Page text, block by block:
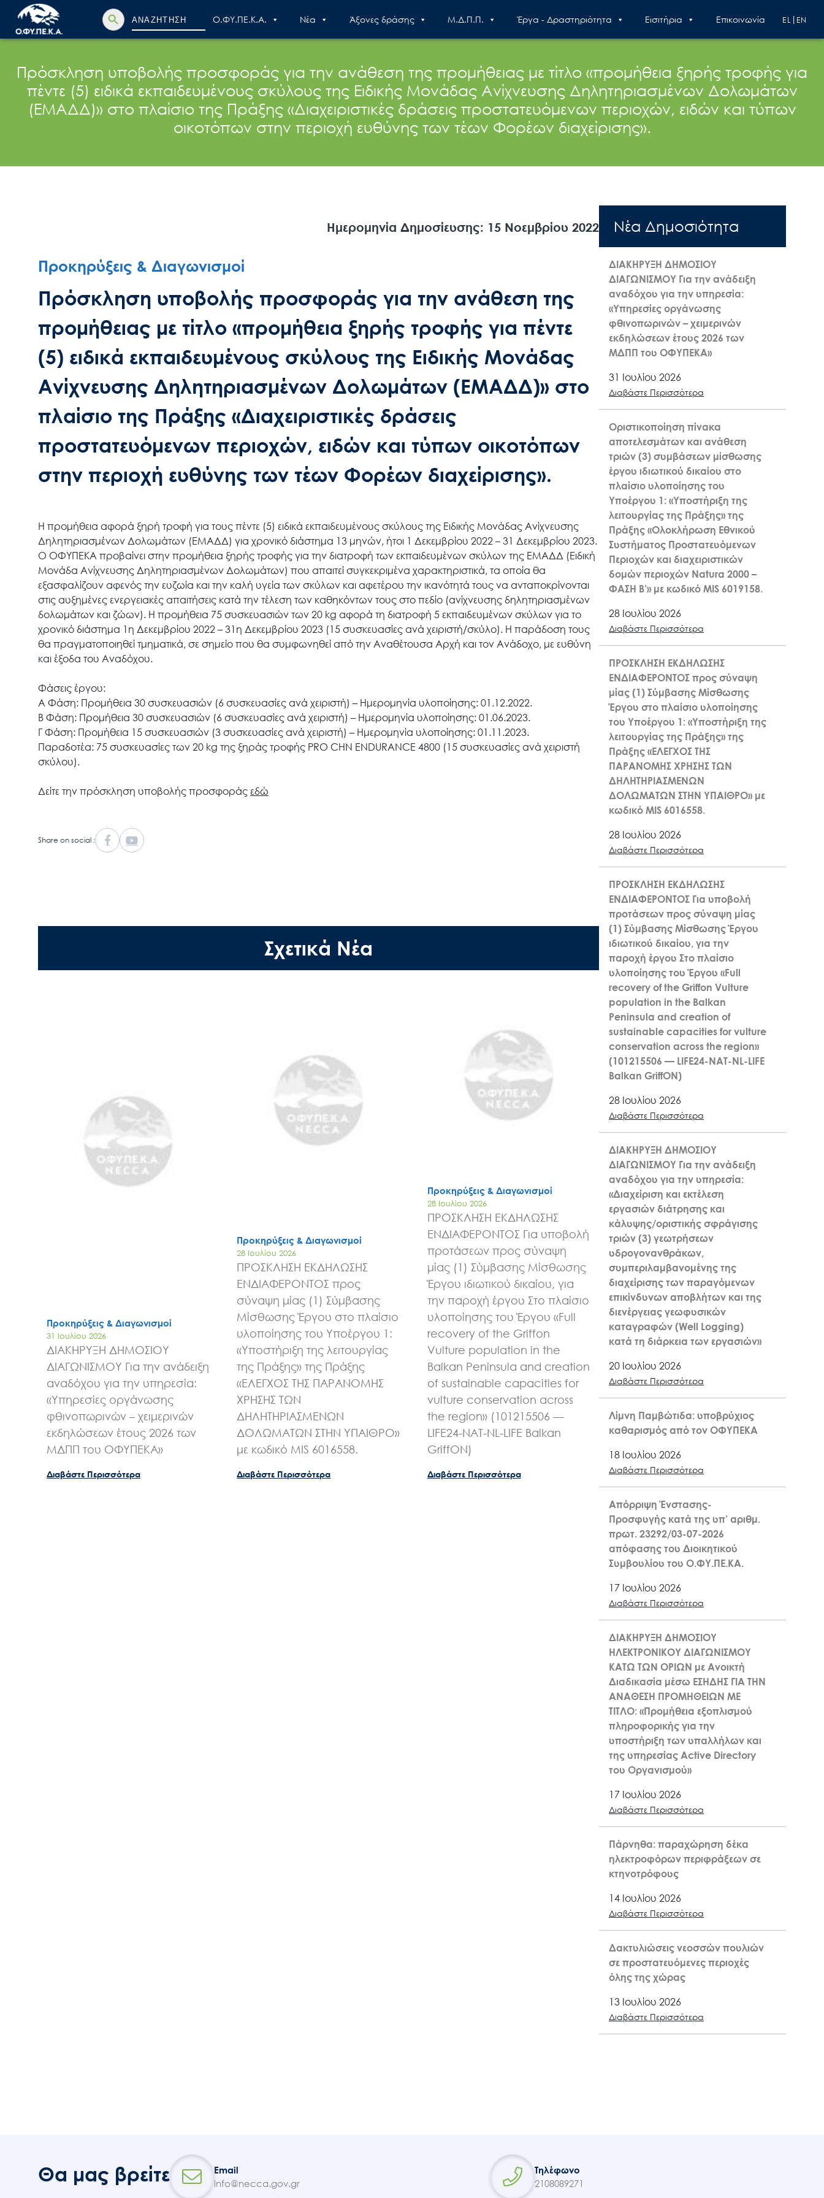
Search
for:
Search Button
Ο.ΦΥ.ΠΕ.Κ.Α. Nέα Άξονες δράσης Μ.Δ.Π.Π. Έργα - Δραστηριότητα Εισιτήρια Επικοινωνία EN
EL
Search
for:
Ο.ΦΥ.ΠΕ.Κ.Α.
Νέα – Δημοσιότητα
Άξονες δράσης
Πρόσκληση υποβολής προσφοράς για την ανάθεση της προμήθειας με τίτλο «προμήθεια ξηρής τροφής για
πέντε (5) ειδικά εκπαιδευμένους σκύλους της Ειδικής Μονάδας Ανίχνευσης Δηλητηριασμένων Δολωμάτων
(ΕΜΑΔΔ)» στο πλαίσιο της Πράξης «Διαχειριστικές δράσεις προστατευόμενων περιοχών, ειδών και τύπων
οικοτόπων στην περιοχή ευθύνης των τέων Φορέων διαχείρισης».
Ημερομηνία Δημοσίευσης: 15 Νοεμβρίου 2022
Προκηρύξεις & Διαγωνισμοί
Πρόσκληση υποβολής προσφοράς για την ανάθεση της
προμήθειας με τίτλο «προμήθεια ξηρής τροφής για πέντε
(5) ειδικά εκπαιδευμένους σκύλους της Ειδικής Μονάδας
Ανίχνευσης Δηλητηριασμένων Δολωμάτων (ΕΜΑΔΔ)» στο
πλαίσιο της Πράξης «Διαχειριστικές δράσεις
προστατευόμενων περιοχών, ειδών και τύπων οικοτόπων
στην περιοχή ευθύνης των τέων Φορέων διαχείρισης».
Η προμήθεια αφορά ξηρή τροφή για τους πέντε (5) ειδικά εκπαιδευμένους σκύλους της Ειδικής Μονάδας Ανίχνευσης
Δηλητηριασμένων Δολωμάτων (ΕΜΑΔΔ) για χρονικό διάστημα 13 μηνών, ήτοι 1 Δεκεμβρίου 2022 – 31 Δεκεμβρίου 2023.
Ο ΟΦΥΠΕΚΑ προβαίνει στην προμήθεια ξηρής τροφής για την διατροφή των εκπαιδευμένων σκύλων της ΕΜΑΔΔ (Ειδική
Μονάδα Ανίχνευσης Δηλητηριασμένων Δολωμάτων) που απαιτεί συγκεκριμένα χαρακτηριστικά, τα οποία θα
εξασφαλίζουν αφενός την ευζωία και την καλή υγεία των σκύλων και αφετέρου την ικανότητά τους να ανταποκρίνονται
στις αυξημένες ενεργειακές απαιτήσεις κατά την τέλεση των καθηκόντων τους στο πεδίο (ανίχνευσης δηλητηριασμένων
δολωμάτων και ζώων). Η προμήθεια 75 συσκευασιών των 20 kg αφορά τη διατροφή 5 εκπαιδευμένων σκύλων για το
χρονικό διάστημα 1η Δεκεμβρίου 2022 – 31η Δεκεμβρίου 2023 (15 συσκευασίες ανά χειριστή/σκύλο). Η παράδοση τους
θα πραγματοποιηθεί τμηματικά, σε σημείο που θα συμφωνηθεί από την Αναθέτουσα Αρχή και τον Ανάδοχο, με ευθύνη
και έξοδα του Αναδόχου.
Φάσεις έργου:
Α Φάση: Προμήθεια 30 συσκευασιών (6 συσκευασίες ανά χειριστή) – Ημερομηνία υλοποίησης: 01.12.2022.
Β Φάση: Προμήθεια 30 συσκευασιών (6 συσκευασίες ανά χειριστή) – Ημερομηνία υλοποίησης: 01.06.2023.
Γ Φάση: Προμήθεια 15 συσκευασιών (3 συσκευασίες ανά χειριστή) – Ημερομηνία υλοποίησης: 01.11.2023.
Παραδοτέα: 75 συσκευασίες των 20 kg της ξηράς τροφής PRO CHN ENDURANCE 4800 (15 συσκευασίες ανά χειριστή
σκύλου).
Δείτε την πρόσκληση υποβολής προσφοράς εδώ
Share on social :
Σχετικά Νέα
Προκηρύξεις & Διαγωνισμοί
31 Ιουλίου 2026
ΔΙΑΚΗΡΥΞΗ ΔΗΜΟΣΙΟΥ
ΔΙΑΓΩΝΙΣΜΟΥ Για την ανάδειξη
αναδόχου για την υπηρεσία:
«Υπηρεσίες οργάνωσης
φθινοπωρινών – χειμερινών
εκδηλώσεων έτους 2026 των
ΜΔΠΠ του ΟΦΥΠΕΚΑ»
Διαβάστε Περισσότερα
Προκηρύξεις & Διαγωνισμοί
28 Ιουλίου 2026
ΠΡΟΣΚΛΗΣΗ ΕΚΔΗΛΩΣΗΣ
ΕΝΔΙΑΦΕΡΟΝΤΟΣ προς
σύναψη μίας (1) Σύμβασης
Μίσθωσης Έργου στο πλαίσιο
υλοποίησης του Υποέργου 1:
«Υποστήριξη της λειτουργίας
της Πράξης» της Πράξης
«ΕΛΕΓΧΟΣ ΤΗΣ ΠΑΡΑΝΟΜΗΣ
ΧΡΗΣΗΣ ΤΩΝ
ΔΗΛΗΤΗΡΙΑΣΜΕΝΩΝ
ΔΟΛΩΜΑΤΩΝ ΣΤΗΝ ΥΠΑΙΘΡΟ»
με κωδικό MIS 6016558.
Διαβάστε Περισσότερα
Προκηρύξεις & Διαγωνισμοί
28 Ιουλίου 2026
ΠΡΟΣΚΛΗΣΗ ΕΚΔΗΛΩΣΗΣ
ΕΝΔΙΑΦΕΡΟΝΤΟΣ Για υποβολή
προτάσεων προς σύναψη
μίας (1) Σύμβασης Μίσθωσης
Έργου ιδιωτικού δικαίου, για
την παροχή έργου Στο πλαίσιο
υλοποίησης του Έργου «Full
recovery of the Griffon
Vulture population in the
Balkan Peninsula and creation
of sustainable capacities for
vulture conservation across
the region» (101215506 —
LIFE24-NAT-NL-LIFE Balkan
GriffON)
Διαβάστε Περισσότερα
Nέα Δημοσιότητα
ΔΙΑΚΗΡΥΞΗ ΔΗΜΟΣΙΟΥ
ΔΙΑΓΩΝΙΣΜΟΥ Για την ανάδειξη
αναδόχου για την υπηρεσία:
«Υπηρεσίες οργάνωσης
φθινοπωρινών – χειμερινών
εκδηλώσεων έτους 2026 των
ΜΔΠΠ του ΟΦΥΠΕΚΑ»
31 Ιουλίου 2026
Διαβάστε Περισσότερα
Οριστικοποίηση πίνακα
αποτελεσμάτων και ανάθεση
τριών (3) συμβάσεων μίσθωσης
έργου ιδιωτικού δικαίου στο
πλαίσιο υλοποίησης του
Υποέργου 1: «Υποστήριξη της
λειτουργίας της Πράξης» της
Πράξης «Ολοκλήρωση Εθνικού
Συστήματος Προστατευόμενων
Περιοχών και διαχειριστικών
δομών περιοχών Natura 2000 –
ΦΑΣΗ Β’» με κωδικό MIS 6019158.
28 Ιουλίου 2026
Διαβάστε Περισσότερα
ΠΡΟΣΚΛΗΣΗ ΕΚΔΗΛΩΣΗΣ
ΕΝΔΙΑΦΕΡΟΝΤΟΣ προς σύναψη
μίας (1) Σύμβασης Μίσθωσης
Έργου στο πλαίσιο υλοποίησης
του Υποέργου 1: «Υποστήριξη της
λειτουργίας της Πράξης» της
Πράξης «ΕΛΕΓΧΟΣ ΤΗΣ
ΠΑΡΑΝΟΜΗΣ ΧΡΗΣΗΣ ΤΩΝ
ΔΗΛΗΤΗΡΙΑΣΜΕΝΩΝ
ΔΟΛΩΜΑΤΩΝ ΣΤΗΝ ΥΠΑΙΘΡΟ» με
κωδικό MIS 6016558.
28 Ιουλίου 2026
Διαβάστε Περισσότερα
ΠΡΟΣΚΛΗΣΗ ΕΚΔΗΛΩΣΗΣ
ΕΝΔΙΑΦΕΡΟΝΤΟΣ Για υποβολή
προτάσεων προς σύναψη μίας
(1) Σύμβασης Μίσθωσης Έργου
ιδιωτικού δικαίου, για την
παροχή έργου Στο πλαίσιο
υλοποίησης του Έργου «Full
recovery of the Griffon Vulture
population in the Balkan
Peninsula and creation of
sustainable capacities for vulture
conservation across the region»
(101215506 — LIFE24-NAT-NL-LIFE
Balkan GriffON)
28 Ιουλίου 2026
Διαβάστε Περισσότερα
ΔΙΑΚΗΡΥΞΗ ΔΗΜΟΣΙΟΥ
ΔΙΑΓΩΝΙΣΜΟΥ Για την ανάδειξη
αναδόχου για την υπηρεσία:
«Διαχείριση και εκτέλεση
εργασιών διάτρησης και
κάλυψης/οριστικής σφράγισης
τριών (3) γεωτρήσεων
υδρογονανθράκων,
συμπεριλαμβανομένης της
διαχείρισης των παραγόμενων
επικίνδυνων αποβλήτων και της
διενέργειας γεωφυσικών
καταγραφών (Well Logging)
κατά τη διάρκεια των εργασιών»
20 Ιουλίου 2026
Διαβάστε Περισσότερα
Λίμνη Παμβώτιδα: υποβρύχιος
καθαρισμός από τον ΟΦΥΠΕΚΑ
18 Ιουλίου 2026
Διαβάστε Περισσότερα
Απόρριψη Ένστασης-
Προσφυγής κατά της υπ’ αριθμ.
πρωτ. 23292/03-07-2026
απόφασης του Διοικητικού
Συμβουλίου του Ο.ΦΥ.ΠΕ.ΚΑ.
17 Ιουλίου 2026
Διαβάστε Περισσότερα
ΔΙΑΚΗΡΥΞΗ ΔΗΜΟΣΙΟΥ
ΗΛΕΚΤΡΟΝΙΚΟΥ ΔΙΑΓΩΝΙΣΜΟΥ
ΚΑΤΩ ΤΩΝ ΟΡΙΩΝ με Ανοικτή
Διαδικασία μέσω ΕΣΗΔΗΣ ΓΙΑ ΤΗΝ
ΑΝΑΘΕΣΗ ΠΡΟΜΗΘΕΙΩΝ ΜΕ
ΤΙΤΛΟ: «Προμήθεια εξοπλισμού
πληροφορικής για την
υποστήριξη των υπαλλήλων και
της υπηρεσίας Active Directory
του Οργανισμού»
17 Ιουλίου 2026
Διαβάστε Περισσότερα
Πάρνηθα: παραχώρηση δέκα
ηλεκτροφόρων περιφράξεων σε
κτηνοτρόφους
14 Ιουλίου 2026
Διαβάστε Περισσότερα
Δακτυλιώσεις νεοσσών πουλιών
σε προστατευόμενες περιοχές
όλης της χώρας
13 Ιουλίου 2026
Διαβάστε Περισσότερα
Θα μας βρείτε
Email
info@necca.gov.gr
Τηλέφωνο
2108089271